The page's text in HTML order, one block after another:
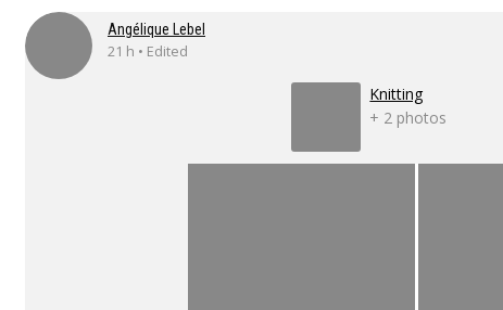
Angélique Lebel
21 h • Edited
Knitting
+ 2 photos